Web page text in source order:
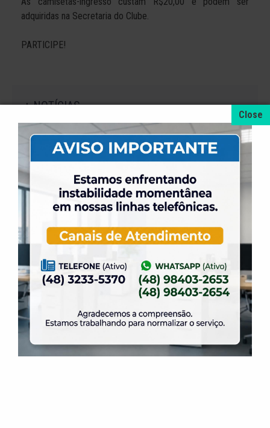
adquiridas na Secretaria do Clube.
PARTICIPE!
+ NOTÍCIAS
4 de agosto de 2026
A promoção da taxa de adesão foi prorrogada
até dia 31 de Agosto.
31 de julho de 2026
Dia dos Pais é na ELASE, venha se divertir com
a gente.
31 de julho de 2026
Venha para a Feijoada na ELASE.
Alteração no Regimento do Campo de Futebol